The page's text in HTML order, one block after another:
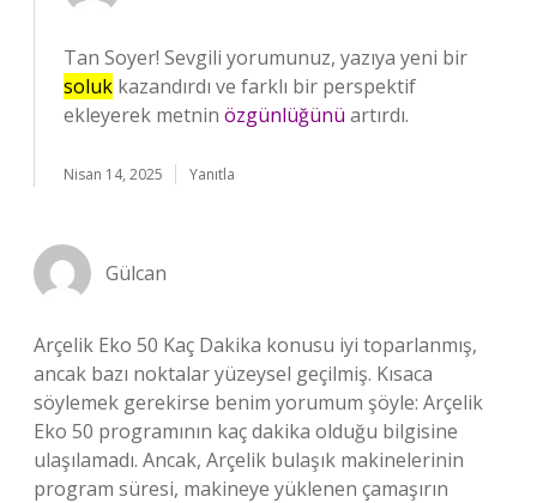
Tan Soyer! Sevgili yorumunuz, yazıya yeni bir
soluk kazandırdı ve farklı bir perspektif
ekleyerek metnin özgünlüğünü artırdı.
Nisan 14, 2025 Yanıtla
Gülcan
Arçelik Eko 50 Kaç Dakika konusu iyi toparlanmış,
ancak bazı noktalar yüzeysel geçilmiş. Kısaca
söylemek gerekirse benim yorumum şöyle: Arçelik
Eko 50 programının kaç dakika olduğu bilgisine
ulaşılamadı. Ancak, Arçelik bulaşık makinelerinin
program süresi, makineye yüklenen çamaşırın